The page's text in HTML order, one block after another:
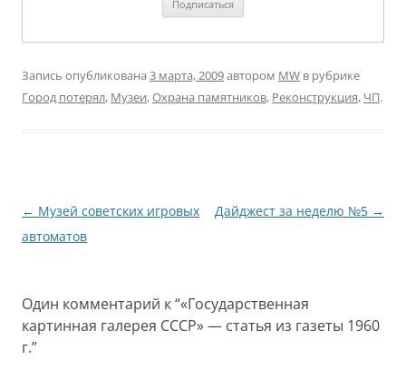
Запись опубликована 3 марта, 2009автором MW в рубрике
Город потерял, Музеи,Охрана памятников, Реконструкция, ЧП.
Навигация
по
← Музей советских игровых
автоматов
Дайджест за неделю №5 →
Один комментарий к “«Государственная
картинная галерея СССР» — статья из газеты 1960
г.”